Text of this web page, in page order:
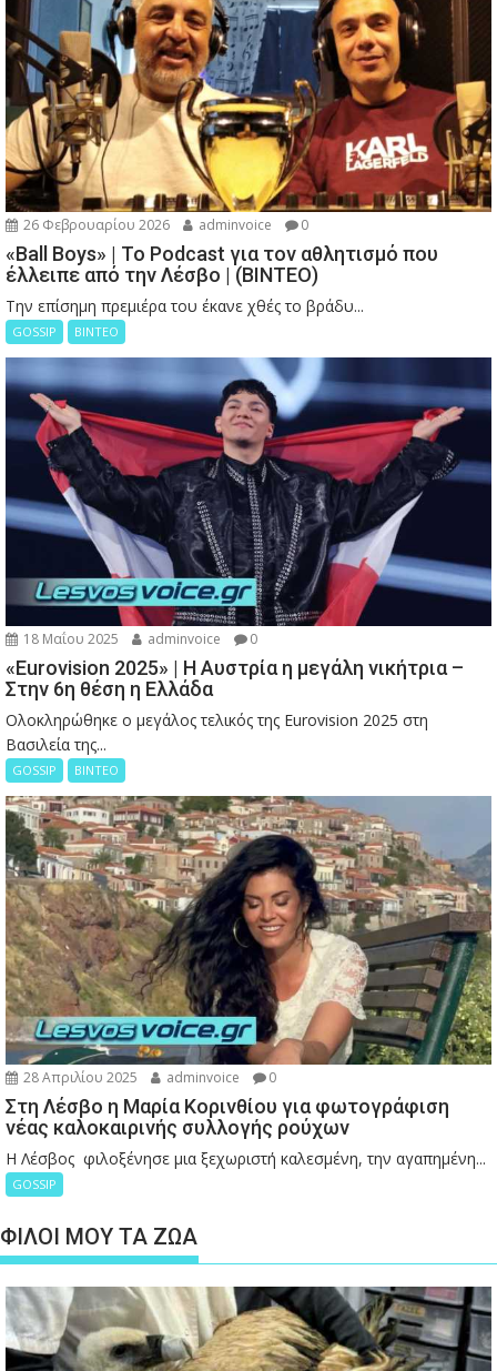
26 Φεβρουαρίου 2026 adminvoice 0
«Ball Boys» | Το Podcast για τον αθλητισμό που
έλλειπε από την Λέσβο | (ΒΙΝΤΕΟ)
Την επίσημη πρεμιέρα του έκανε χθές το βράδυ...
GOSSIP ΒΙΝΤΕΟ
18 Μαΐου 2025 adminvoice 0
«Eurovision 2025» | Η Αυστρία η μεγάλη νικήτρια –
Στην 6η θέση η Ελλάδα
Ολοκληρώθηκε ο μεγάλος τελικός της Eurovision 2025 στη
Βασιλεία της...
GOSSIP ΒΙΝΤΕΟ
28 Απριλίου 2025 adminvoice 0
Στη Λέσβο η Μαρία Κορινθίου για φωτογράφιση
νέας καλοκαιρινής συλλογής ρούχων
Η Λέσβος φιλοξένησε μια ξεχωριστή καλεσμένη, την αγαπημένη...
GOSSIP
ΦΙΛΟΙ ΜΟΥ ΤΑ ΖΩΑ